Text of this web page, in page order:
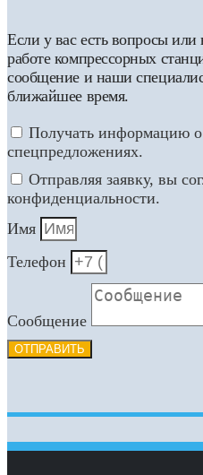
Если у вас есть вопросы или
работе компрессорных
сообщение и наши
ближайшее время.
Получать информацию
спецпредложениях.
Отправляя заявку, вы
конфиденциальности.
Имя
Телефон
Сообщение
ОТПРАВИТЬ